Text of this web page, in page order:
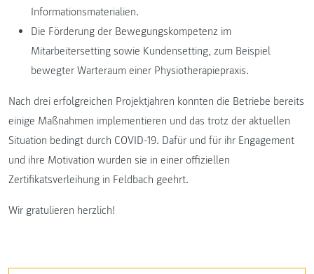
Informationsmaterialien.
Die Förderung der Bewegungskompetenz im
Mitarbeitersetting sowie Kundensetting, zum Beispiel
bewegter Warteraum einer Physiotherapiepraxis.
Nach drei erfolgreichen Projektjahren konnten die Betriebe bereits
einige Maßnahmen implementieren und das trotz der aktuellen
Situation bedingt durch COVID-19. Dafür und für ihr Engagement
und ihre Motivation wurden sie in einer offiziellen
Zertifikatsverleihung in Feldbach geehrt.
Wir gratulieren herzlich!